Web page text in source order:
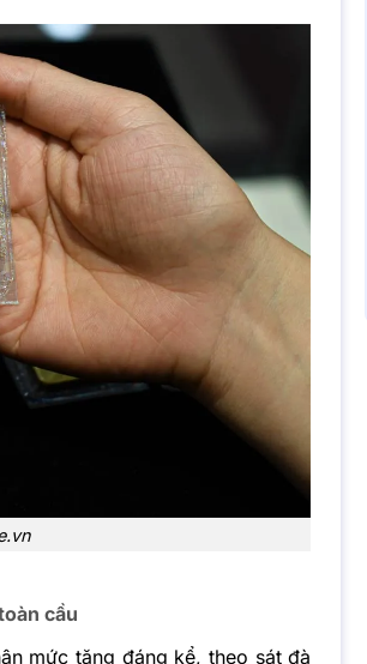
cầu
mức tăng đáng kể, theo sát đà